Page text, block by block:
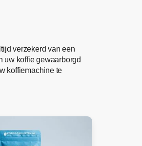
verzekerd van een
uw koffie gewaarborgd
koffiemachine te